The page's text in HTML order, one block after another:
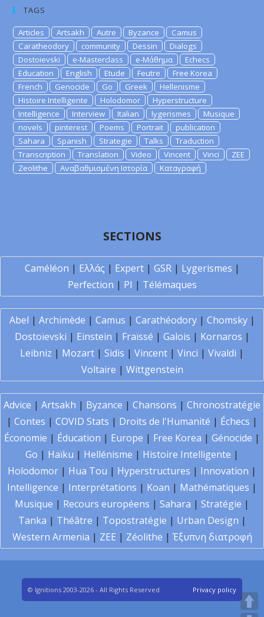
TAGS
Articles Artsakh Autre Byzance
Camus
Caratheodory
community Dessin
Dialogs
Dostoievski
e-Masterclass e-Μάθημα
Echecs
Education
English Etude Feutre
Free Korea
French
Genocide Go Greek
Hellenisme
Histoire Intelligente
Holodomor
Hyperstructure
Intelligence
Interview Italian lygerismes
Musique
novels
pinterest Poems Portrait
publication
Sahara
Spanish Strategie Talks
Traduction
Transcription
Translation Video Vincent Vinci
ZEE
Zeolithe
Αναβαθμισμένη Ιστορία Καταγραφή
SECTIONS
Caméléon | Ελλάς | Expert| GSR| Lygerismes |
Perfection | PI | Télémaques
Abel | Archimède | Camus | Carathéodory| Chomsky|
Dostoïevski | Einstein | Fraïssé | Galois | Kornaros |
Leibniz | Mozart | Sidis | Vincent | Vinci | Vivaldi |
Voltaire | Wittgenstein
Advice | Artsakh | Byzance | Chansons | Chronostratégie
| Contes | COVID Stats | Droits de l'Humanité | Échecs |
Économie | Éducation | Europe | Free Korea | Génocide |
Go | Haïku | Hellénisme | Histoire Intelligente |
Holodomor | Hua Tou | Hyperstructures | Innovation |
Intelligence | Interprétations | Koan | Mathématiques |
Musique | Recours européens | Sahara | Stratégie |
Tanka | Théâtre | Topostratégie | Urban Design |
Western Armenia | ZEE | Zéolithe | Έξυπνη διατροφή
© Ignitions 2003-2026 - All Rights Reserved Privacy policy